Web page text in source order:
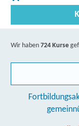
Wir haben724 Kurse